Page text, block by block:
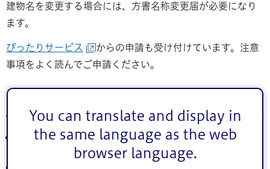
You can translate and display in
the same language as the web
browser language.
建物名を変更する場合には、方書名称変更届が必要になり
ます。
ぴったりサービス
からの申請も受け付けています。注意
事項をよく読んでご申請ください。
方書名称変更届